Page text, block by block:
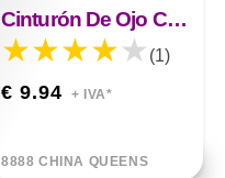
Cinturón De Ojo Colorido Transparente De Pvc, Cinturón Decorativo De Moda Que Combina Con Todo
(1)
€ 9.94 + IVA*
8888 CHINA QUEENS